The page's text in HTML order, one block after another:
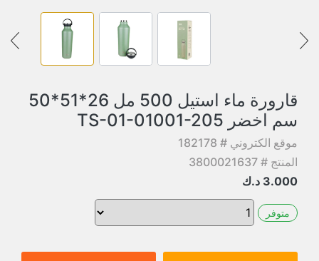
قارورة ماء استيل 500 مل 26*51*50
سم اخضر TS-01-01001-205
موقع الكتروني # 182178
المنتج # 3800021637
3.000 د.ك
متوفر